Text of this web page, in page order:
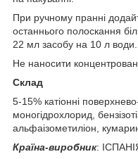
При ручному пранні
останнього полоскання
22 мл засобу на 10 л води.
Не наносити
Склад
5-15% катіонні
моногідрохлорид,
альфаізометиліон,
Країна-виробник: